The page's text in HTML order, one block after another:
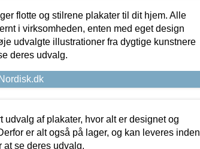
flotte og stilrene plakater til dit hjem. Alle
i virksomheden, enten med eget design
udvalgte illustrationer fra dygtige kunstnere
deres udvalg.
udvalg af plakater, hvor alt er designet og
er alt også på lager, og kan leveres inden
at se deres udvalg.